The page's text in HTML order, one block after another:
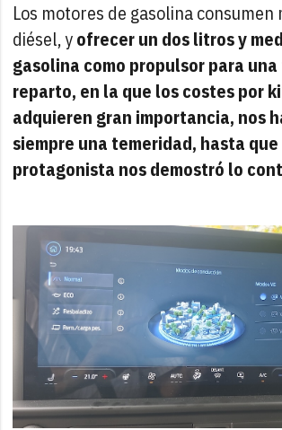
Los motores de gasolina consumen
diésel, yofrecer un dos litros y
gasolina como propulsor para
reparto, en la que los costes por
adquieren gran importancia, nos
siempre una temeridad, hasta
protagonista nos demostró lo